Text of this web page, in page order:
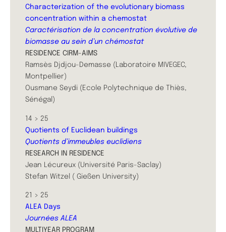
Characterization of the evolutionary biomass
concentration within a chemostat
Caractérisation de la concentration évolutive de
biomasse au sein d’un chémostat
RESIDENCE CIRM-AIMS
Ramsès Djdjou-Demasse (Laboratoire MIVEGEC,
Montpellier)
Ousmane Seydi (Ecole Polytechnique de Thiès,
Sénégal)
​14 > 25
Quotients of Euclidean buildings
Quotients d’immeubles euclidiens
RESEARCH IN RESIDENCE
Jean Lécureux (Université Paris-Saclay)
Stefan Witzel ( Gießen University)
21 > 25
​ALEA Days
Journées ALEA
MULTIYEAR PROGRAM